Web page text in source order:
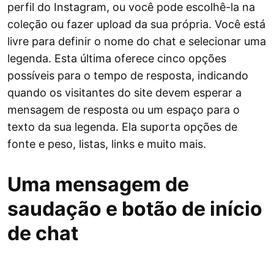
perfil do Instagram, ou você pode escolhê-la na
coleção ou fazer upload da sua própria. Você está
livre para definir o nome do chat e selecionar uma
legenda. Esta última oferece cinco opções
possíveis para o tempo de resposta, indicando
quando os visitantes do site devem esperar a
mensagem de resposta ou um espaço para o
texto da sua legenda. Ela suporta opções de
fonte e peso, listas, links e muito mais.
Uma mensagem de
saudação e botão de início
de chat